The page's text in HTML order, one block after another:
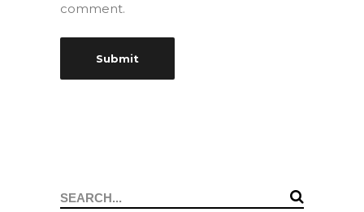
comment.
Search